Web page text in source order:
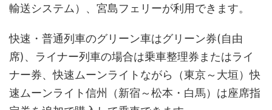
輸送システム）、宮島フェリーが利用できます。
快速・普通列車のグリーン車はグリーン券(自由
席)、ライナー列車の場合は乗車整理券またはライ
ナー券、快速ムーンライトながら（東京～大垣）快
速ムーンライト信州（新宿～松本・白馬）は座席指